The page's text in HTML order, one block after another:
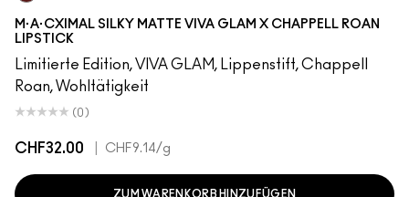
M·A·CXIMAL SILKY MATTE VIVA GLAM X CHAPPELL ROAN
LIPSTICK
Limitierte Edition, VIVA GLAM, Lippenstift, Chappell
Roan, Wohltätigkeit
(0)
CHF32.00 CHF9.14/g
ZUM WARENKORB HINZUFÜGEN